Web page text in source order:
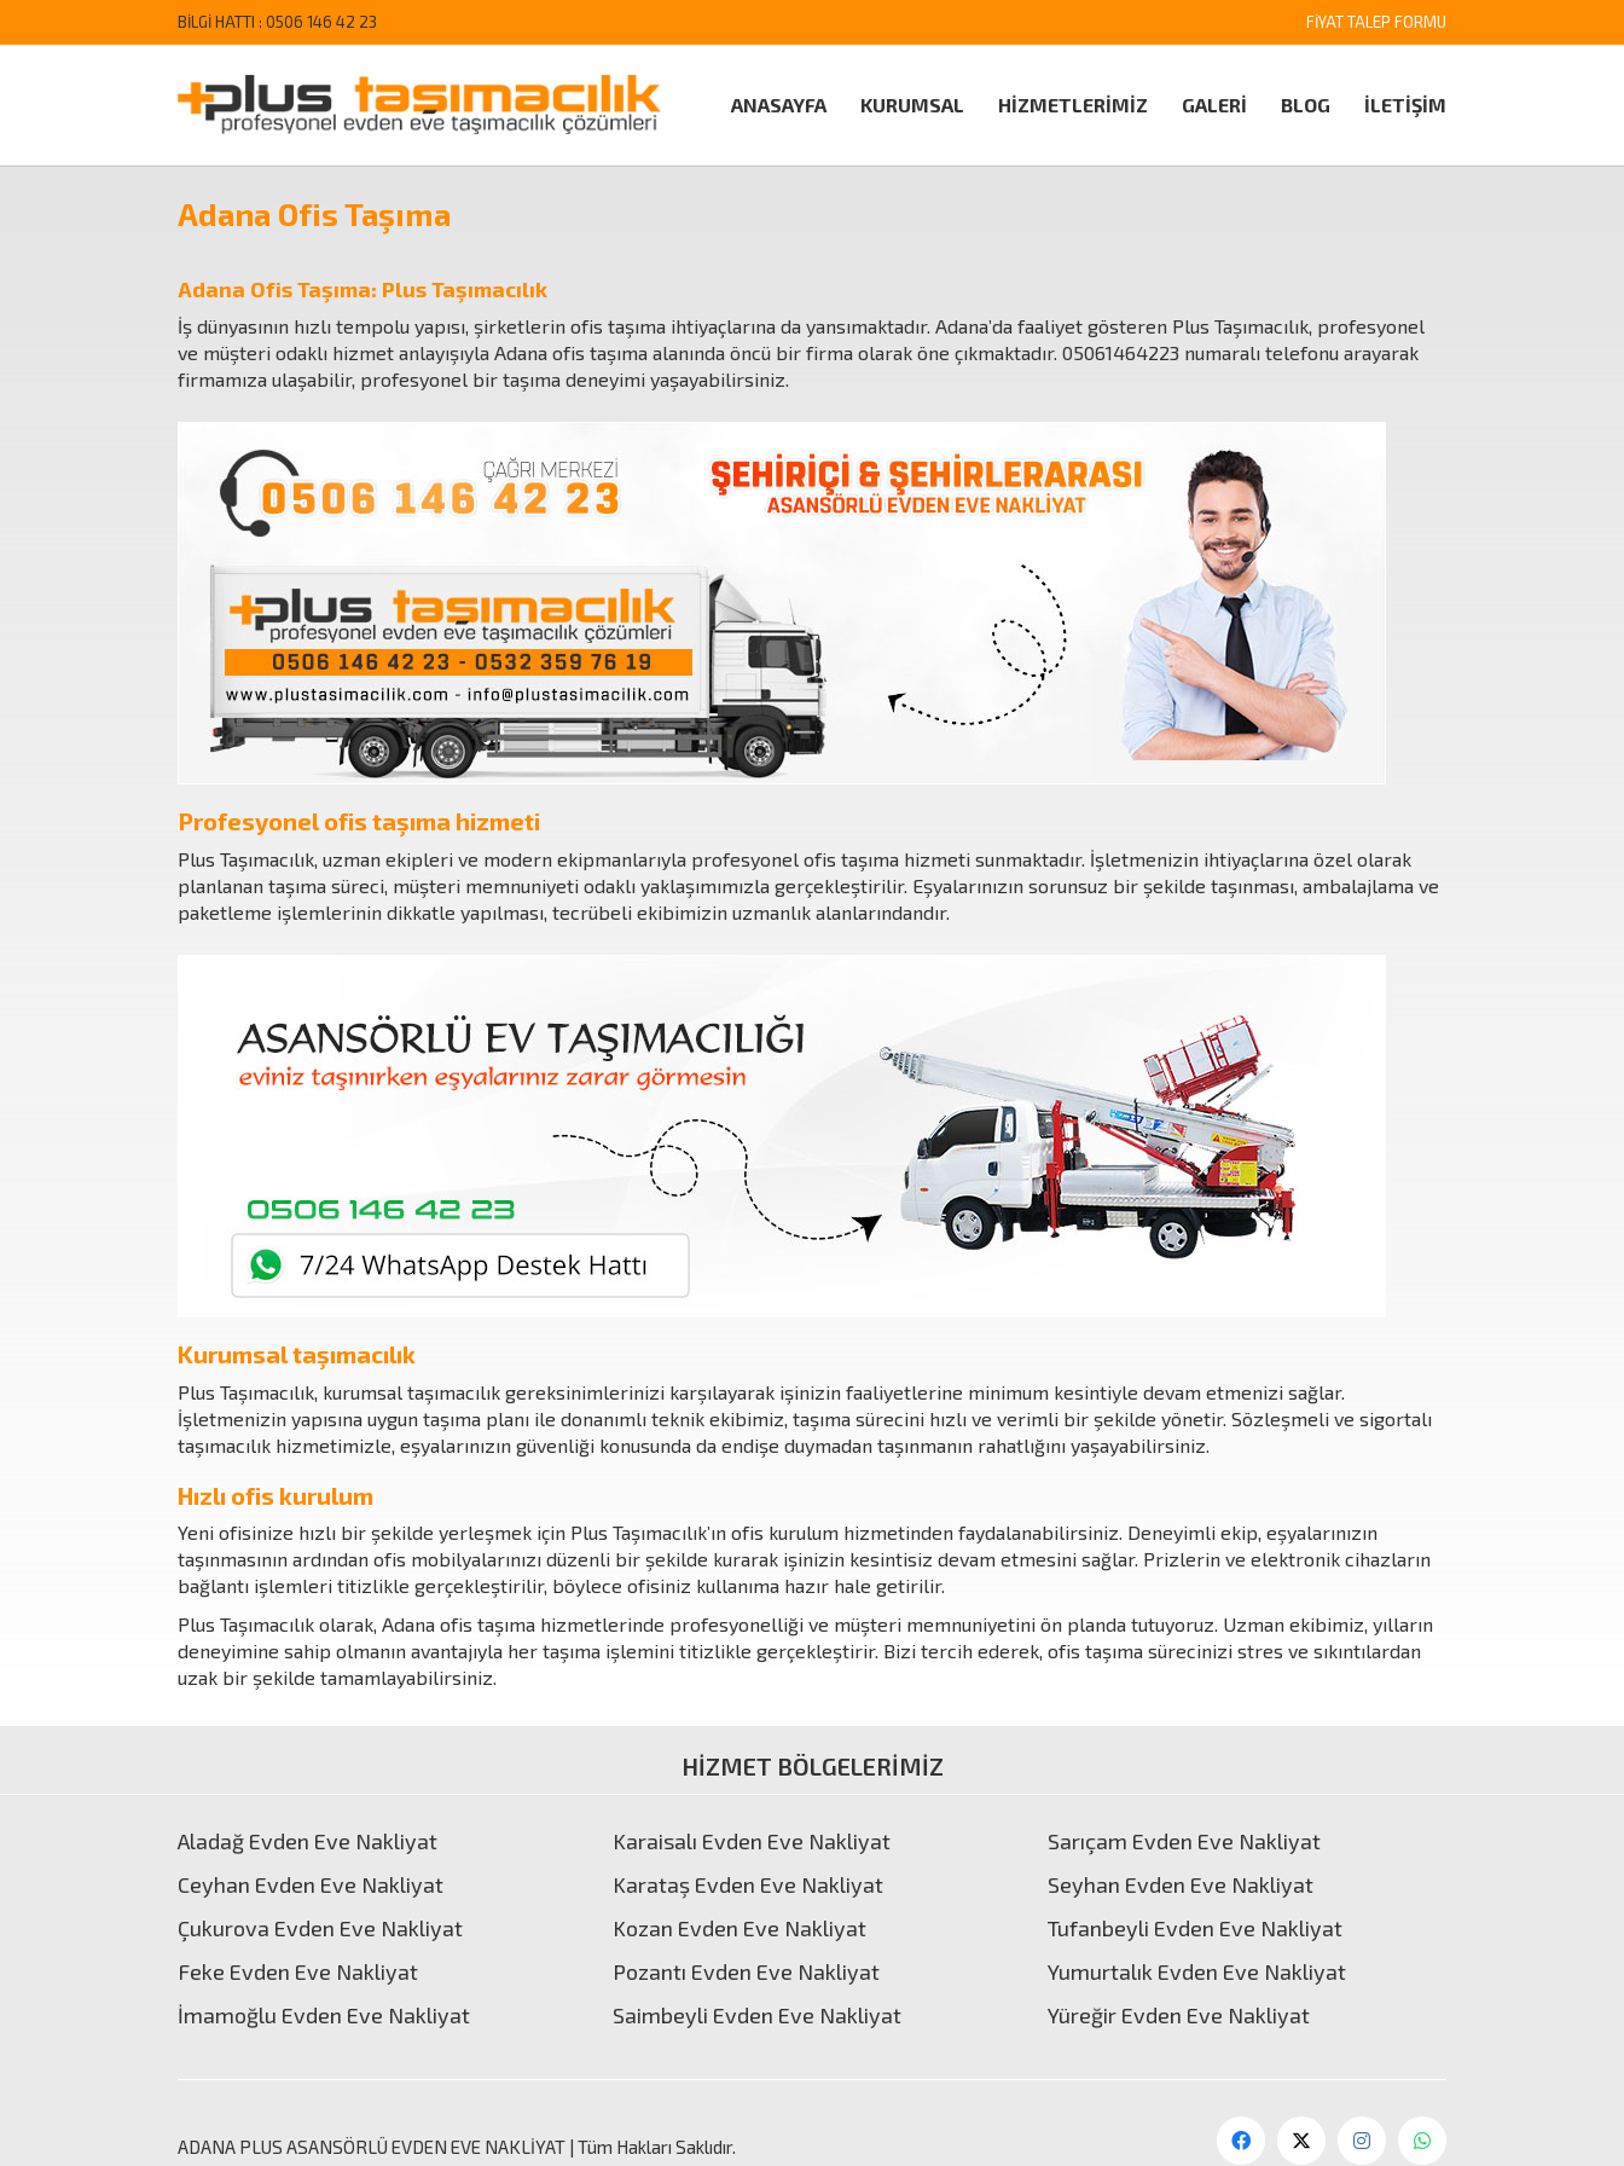
BİLGİ HATTI : 0506 146 42 23 FİYAT TALEP FORMU
ANASAYFA KURUMSAL HİZMETLERİMİZ GALERİ BLOG İLETİŞİM
Adana Ofis Taşıma
Adana Ofis Taşıma: Plus Taşımacılık
İş dünyasının hızlı tempolu yapısı, şirketlerin ofis taşıma ihtiyaçlarına da yansımaktadır. Adana’da faaliyet gösteren Plus Taşımacılık, profesyonel
ve müşteri odaklı hizmet anlayışıyla Adana ofis taşıma alanında öncü bir firma olarak öne çıkmaktadır. 05061464223 numaralı telefonu arayarak
firmamıza ulaşabilir, profesyonel bir taşıma deneyimi yaşayabilirsiniz.
Profesyonel ofis taşıma hizmeti
Plus Taşımacılık, uzman ekipleri ve modern ekipmanlarıyla profesyonel ofis taşıma hizmeti sunmaktadır. İşletmenizin ihtiyaçlarına özel olarak
planlanan taşıma süreci, müşteri memnuniyeti odaklı yaklaşımımızla gerçekleştirilir. Eşyalarınızın sorunsuz bir şekilde taşınması, ambalajlama ve
paketleme işlemlerinin dikkatle yapılması, tecrübeli ekibimizin uzmanlık alanlarındandır.
Kurumsal taşımacılık
Plus Taşımacılık, kurumsal taşımacılık gereksinimlerinizi karşılayarak işinizin faaliyetlerine minimum kesintiyle devam etmenizi sağlar.
İşletmenizin yapısına uygun taşıma planı ile donanımlı teknik ekibimiz, taşıma sürecini hızlı ve verimli bir şekilde yönetir. Sözleşmeli ve sigortalı
taşımacılık hizmetimizle, eşyalarınızın güvenliği konusunda da endişe duymadan taşınmanın rahatlığını yaşayabilirsiniz.
Hızlı ofis kurulum
Yeni ofisinize hızlı bir şekilde yerleşmek için Plus Taşımacılık’ın ofis kurulum hizmetinden faydalanabilirsiniz. Deneyimli ekip, eşyalarınızın
taşınmasının ardından ofis mobilyalarınızı düzenli bir şekilde kurarak işinizin kesintisiz devam etmesini sağlar. Prizlerin ve elektronik cihazların
bağlantı işlemleri titizlikle gerçekleştirilir, böylece ofisiniz kullanıma hazır hale getirilir.
Plus Taşımacılık olarak, Adana ofis taşıma hizmetlerinde profesyonelliği ve müşteri memnuniyetini ön planda tutuyoruz. Uzman ekibimiz, yılların
deneyimine sahip olmanın avantajıyla her taşıma işlemini titizlikle gerçekleştirir. Bizi tercih ederek, ofis taşıma sürecinizi stres ve sıkıntılardan
uzak bir şekilde tamamlayabilirsiniz.
HİZMET BÖLGELERİMİZ
Aladağ Evden Eve Nakliyat
Ceyhan Evden Eve Nakliyat
Çukurova Evden Eve Nakliyat
Feke Evden Eve Nakliyat
İmamoğlu Evden Eve Nakliyat
Karaisalı Evden Eve Nakliyat
Karataş Evden Eve Nakliyat
Kozan Evden Eve Nakliyat
Pozantı Evden Eve Nakliyat
Saimbeyli Evden Eve Nakliyat
Sarıçam Evden Eve Nakliyat
Seyhan Evden Eve Nakliyat
Tufanbeyli Evden Eve Nakliyat
Yumurtalık Evden Eve Nakliyat
Yüreğir Evden Eve Nakliyat
ADANA PLUS ASANSÖRLÜ EVDEN EVE NAKLİYAT | Tüm Hakları Saklıdır.